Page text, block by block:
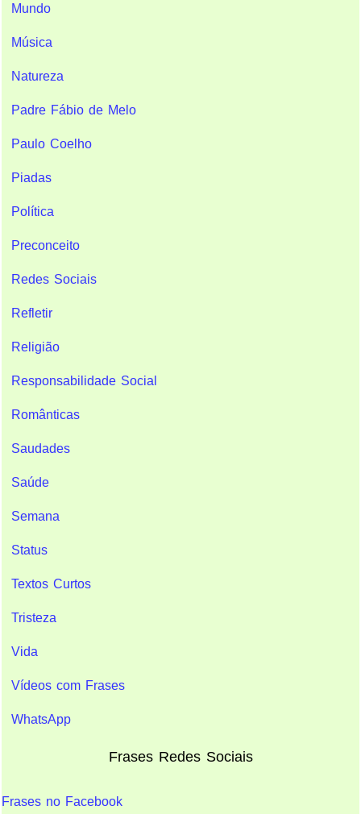
Mundo
Música
Natureza
Padre Fábio de Melo
Paulo Coelho
Piadas
Política
Preconceito
Redes Sociais
Refletir
Religião
Responsabilidade Social
Românticas
Saudades
Saúde
Semana
Status
Textos Curtos
Tristeza
Vida
Vídeos com Frases
WhatsApp
Frases Redes Sociais
Frases no Facebook